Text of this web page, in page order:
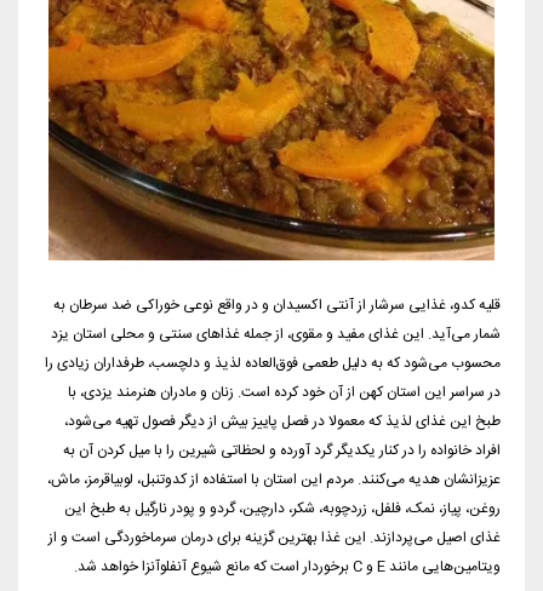
قلیه کدو، غذایی سرشار از آنتی اکسیدان و در واقع نوعی خوراکی ضد سرطان به
شمار می‌آید. این غذای مفید و مقوی، از جمله غذاهای سنتی و محلی استان یزد
محسوب می‌شود که به دلیل طعمی فوق‌العاده لذیذ و دلچسب، طرفداران زیادی را
در سراسر این استان کهن از آن خود کرده است. زنان و مادران هنرمند یزدی، با
طبخ این غذای لذیذ که معمولا در فصل پاییز بیش از دیگر فصول تهیه می‌شود،
افراد خانواده را در کنار یکدیگر گرد آورده و لحظاتی شیرین را با میل کردن آن به
عزیزانشان هدیه می‌‌کنند. مردم این استان با استفاده از کدوتنبل، لوبیاقرمز، ماش،
روغن، پیاز، نمک، فلفل، زردچوبه، شکر، دارچین، گردو و پودر نارگیل به طبخ این
غذای اصیل می‌پردازند. این غذا بهترین گزینه برای درمان سرماخوردگی است و از
ویتامین‌هایی مانند E و C برخوردار است که مانع شیوع آنفلوآنزا خواهد شد.